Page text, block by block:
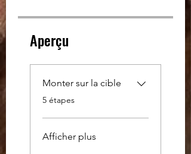
Aperçu
Monter sur la cible
.
5 étapes
Afficher plus